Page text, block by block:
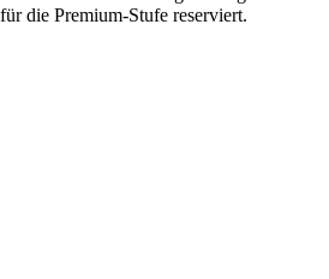
die Premium-Stufe reserviert.